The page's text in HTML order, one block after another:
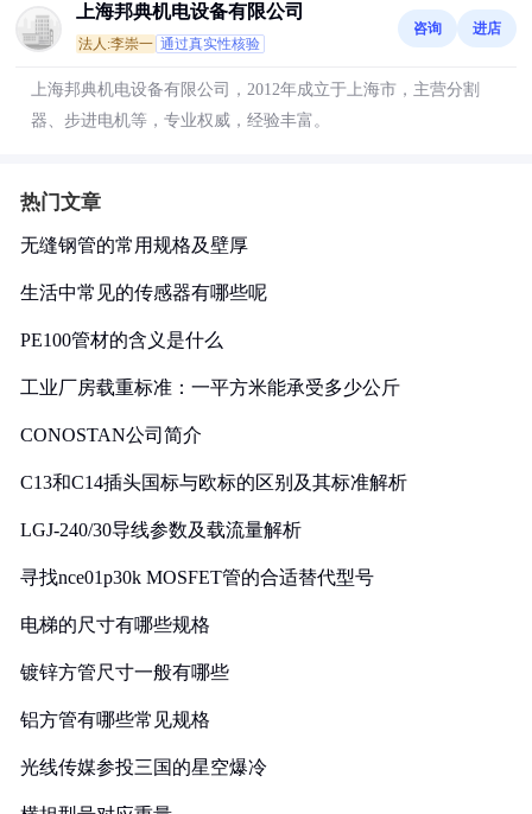
上海邦典机电设备有限公司
法人:李崇一 通过真实性核验
咨询 进店
上海邦典机电设备有限公司，2012年成立于上海市，主营分割
器、步进电机等，专业权威，经验丰富。
热门文章
无缝钢管的常用规格及壁厚
生活中常见的传感器有哪些呢
PE100管材的含义是什么
工业厂房载重标准：一平方米能承受多少公斤
CONOSTAN公司简介
C13和C14插头国标与欧标的区别及其标准解析
LGJ-240/30导线参数及载流量解析
寻找nce01p30k MOSFET管的合适替代型号
电梯的尺寸有哪些规格
镀锌方管尺寸一般有哪些
铝方管有哪些常见规格
光线传媒参投三国的星空爆冷